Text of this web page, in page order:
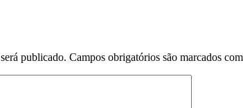
publicado. Campos obrigatórios são marcados com